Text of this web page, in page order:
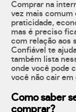
Comprar na
vez mais comum
praticidade,
mas é preciso
com relação aos
Confiável te
também lista
onde você pode
você não cair em
Como saber
comprar?